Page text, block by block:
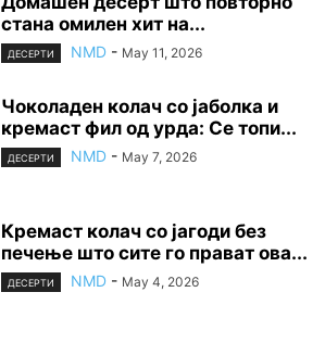
стана омилен хит на...
ДЕСЕРТИ NMD - May 11, 2026
Чоколаден колач со јаболка и
кремаст фил од урда: Се топи...
ДЕСЕРТИ NMD - May 7, 2026
Кремаст колач со јагоди без
печење што сите го прават ова...
ДЕСЕРТИ NMD - May 4, 2026